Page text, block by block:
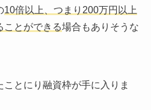
10倍以上、つまり200万円以上
ことができる場合もありそうな
とにり融資枠が手に入りま